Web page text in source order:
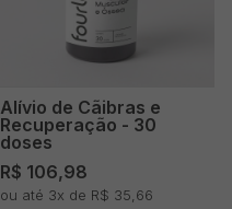
Alívio de Cãibras e
Recuperação - 30
doses
R$ 106,98
ou até 3x de R$ 35,66